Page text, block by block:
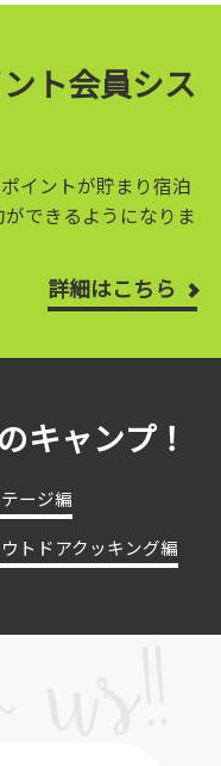
ト会員シス
イントが貯まり宿泊
できるようになりま
詳細はこちら
キャンプ！
ージ編
トドアクッキング編